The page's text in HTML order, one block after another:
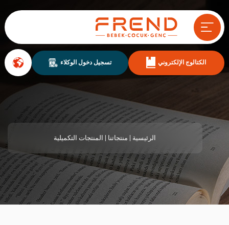
تسجيل دخول الوكلاء الكتالوج الإلكتروني
الرئيسية | منتجاتنا | المنتجات التكميلية